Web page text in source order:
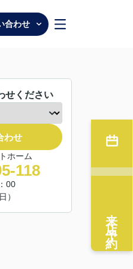
合わせ
せください
わせ
ホーム
118
00
）
来店予約